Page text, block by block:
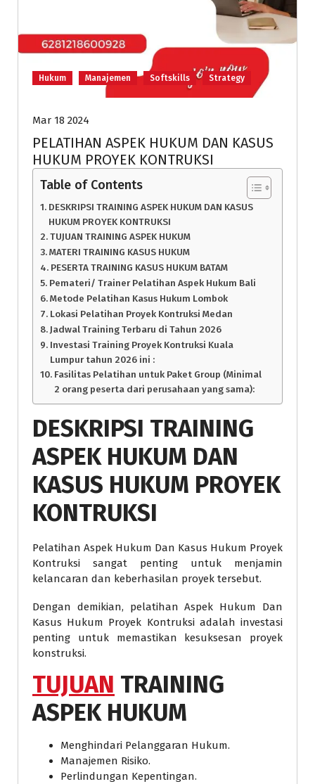
Hukum Manajemen Softskills Strategy
Mar 18 2024
PELATIHAN ASPEK HUKUM DAN KASUS
HUKUM PROYEK KONTRUKSI
Table of Contents
DESKRIPSI TRAINING ASPEK HUKUM DAN KASUS
HUKUM PROYEK KONTRUKSI
TUJUAN TRAINING ASPEK HUKUM
MATERI TRAINING KASUS HUKUM
PESERTA TRAINING KASUS HUKUM BATAM
Pemateri/ Trainer Pelatihan Aspek Hukum Bali
Metode Pelatihan Kasus Hukum Lombok
Lokasi Pelatihan Proyek Kontruksi Medan
Jadwal Training Terbaru di Tahun 2026
Investasi Training Proyek Kontruksi Kuala
Lumpur tahun 2026 ini :
Fasilitas Pelatihan untuk Paket Group (Minimal
2 orang peserta dari perusahaan yang sama):
DESKRIPSI TRAINING
ASPEK HUKUM DAN
KASUS HUKUM PROYEK
KONTRUKSI
Pelatihan Aspek Hukum Dan Kasus Hukum Proyek
Kontruksi sangat penting untuk menjamin
kelancaran dan keberhasilan proyek tersebut.
Dengan demikian, pelatihan Aspek Hukum Dan
Kasus Hukum Proyek Kontruksi adalah investasi
penting untuk memastikan kesuksesan proyek
konstruksi.
TUJUAN TRAINING
ASPEK HUKUM
Menghindari Pelanggaran Hukum.
Manajemen Risiko.
Perlindungan Kepentingan.